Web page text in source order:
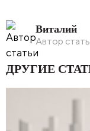
Виталий
Автор
ДРУГИЕ